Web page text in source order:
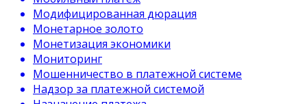
Модифицированная дюрация
Монетарное золото
Монетизация экономики
Мониторинг
Мошенничество в платежной системе
Надзор за платежной системой